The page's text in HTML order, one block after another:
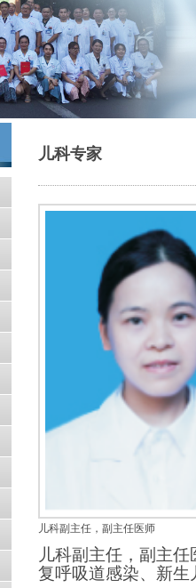
儿科专家
儿科副主任，副主任医师
儿科副主任，副主
复呼吸道感染、新